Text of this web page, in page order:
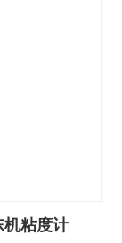
机粘度计